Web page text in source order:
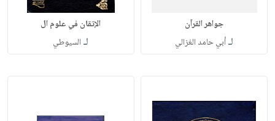
جواهر القرآن
لـأبي حامد الغزالي
الإتقان في علوم ال
لـ السيوطي